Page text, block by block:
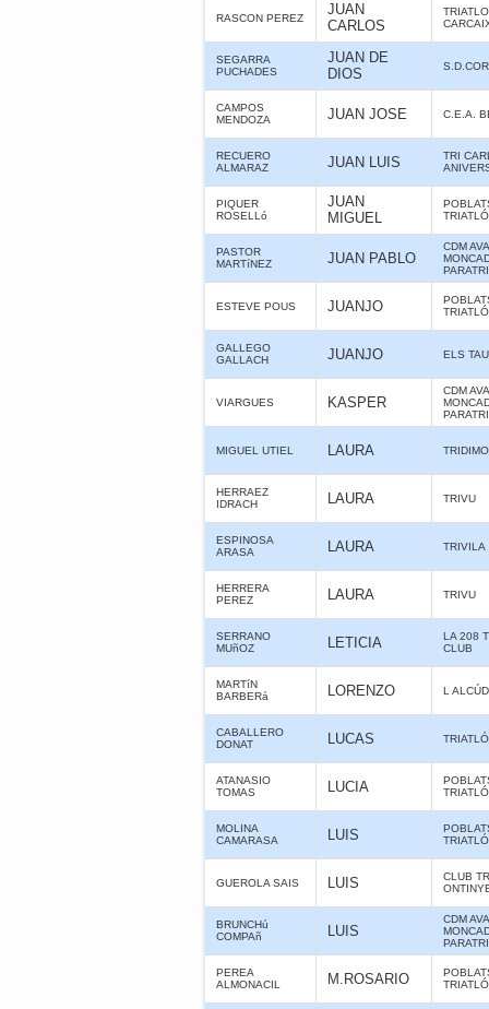
RASCON PEREZ
JUAN
CARLOS
TRIATLO
SEGARRA
PUCHADES
JUAN DE
DIOS
CAMPOS
MENDOZA
JUAN JOSE C.E.A.
RECUERO
ALMARAZ
JUAN LUIS
TRI
PIQUER
ROSELLó
JUAN
MIGUEL
TRIATLÓ
PASTOR
MARTíNEZ
JUAN PABLO
CDM
ESTEVE POUS JUANJO
TRIATLÓ
GALLEGO
GALLACH
JUANJO ELS
VIARGUES KASPER
CDM
MIGUEL UTIEL LAURA
HERRAEZ
IDRACH
LAURA TRIVU
ESPINOSA
ARASA
LAURA TRIVILA
HERRERA
PEREZ
LAURA TRIVU
SERRANO
MUñOZ
LETICIA
LA 208
CLUB
MARTíN
BARBERá
LORENZO L
CABALLERO
DONAT
LUCAS
ATANASIO
TOMAS
LUCIA
TRIATLÓ
MOLINA
CAMARASA
LUIS
TRIATLÓ
GUEROLA SAIS LUIS
CLUB
BRUNCHú
COMPAñ
LUIS
CDM
PEREA
ALMONACIL
M.ROSARIO
TRIATLÓ